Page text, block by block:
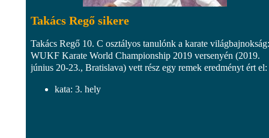
Takács Regő sikere
Takács Regő 10. C osztályos tanulónk a karate világbajnokság:
WUKF Karate World Championship 2019 versenyén (2019.
június 20-23., Bratislava) vett rész egy remek eredményt ért el:
kata: 3. hely